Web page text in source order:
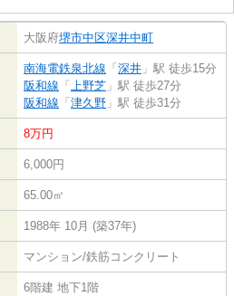
大阪府堺市中区深井中町
南海電鉄泉北線 「 深井 」駅 徒歩15分
阪和線 「 上野芝 」駅 徒歩27分
阪和線 「 津久野 」駅 徒歩31分
8万円
6,000円
65.00㎡
1988年 10月 (築37年)
マンション/鉄筋コンクリート
6階建 地下1階